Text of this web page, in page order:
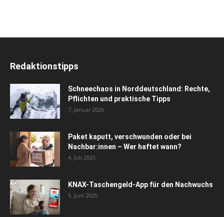
Redaktionstipps
Schneechaos in Norddeutschland: Rechte,
Pflichten und praktische Tipps
7. Januar 2026
Paket kaputt, verschwunden oder bei
Nachbar:innen – Wer haftet wann?
4. Juli 2025
KNAX-Taschengeld-App für den Nachwuchs
5. Juni 2025